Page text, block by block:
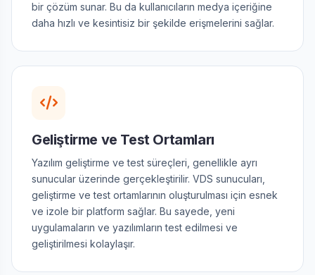
bir çözüm sunar. Bu da kullanıcıların medya içeriğine
daha hızlı ve kesintisiz bir şekilde erişmelerini sağlar.
Geliştirme ve Test Ortamları
Yazılım geliştirme ve test süreçleri, genellikle ayrı
sunucular üzerinde gerçekleştirilir. VDS sunucuları,
geliştirme ve test ortamlarının oluşturulması için esnek
ve izole bir platform sağlar. Bu sayede, yeni
uygulamaların ve yazılımların test edilmesi ve
geliştirilmesi kolaylaşır.